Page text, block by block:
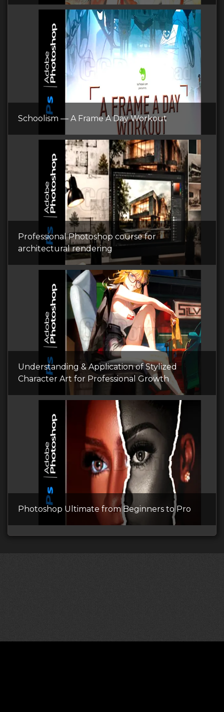
Schoolism — A Frame A Day Workout
Professional Photoshop course for
architectural rendering
Understanding & Application of Stylized
Character Art for Professional Growth
Photoshop Ultimate from Beginners to Pro